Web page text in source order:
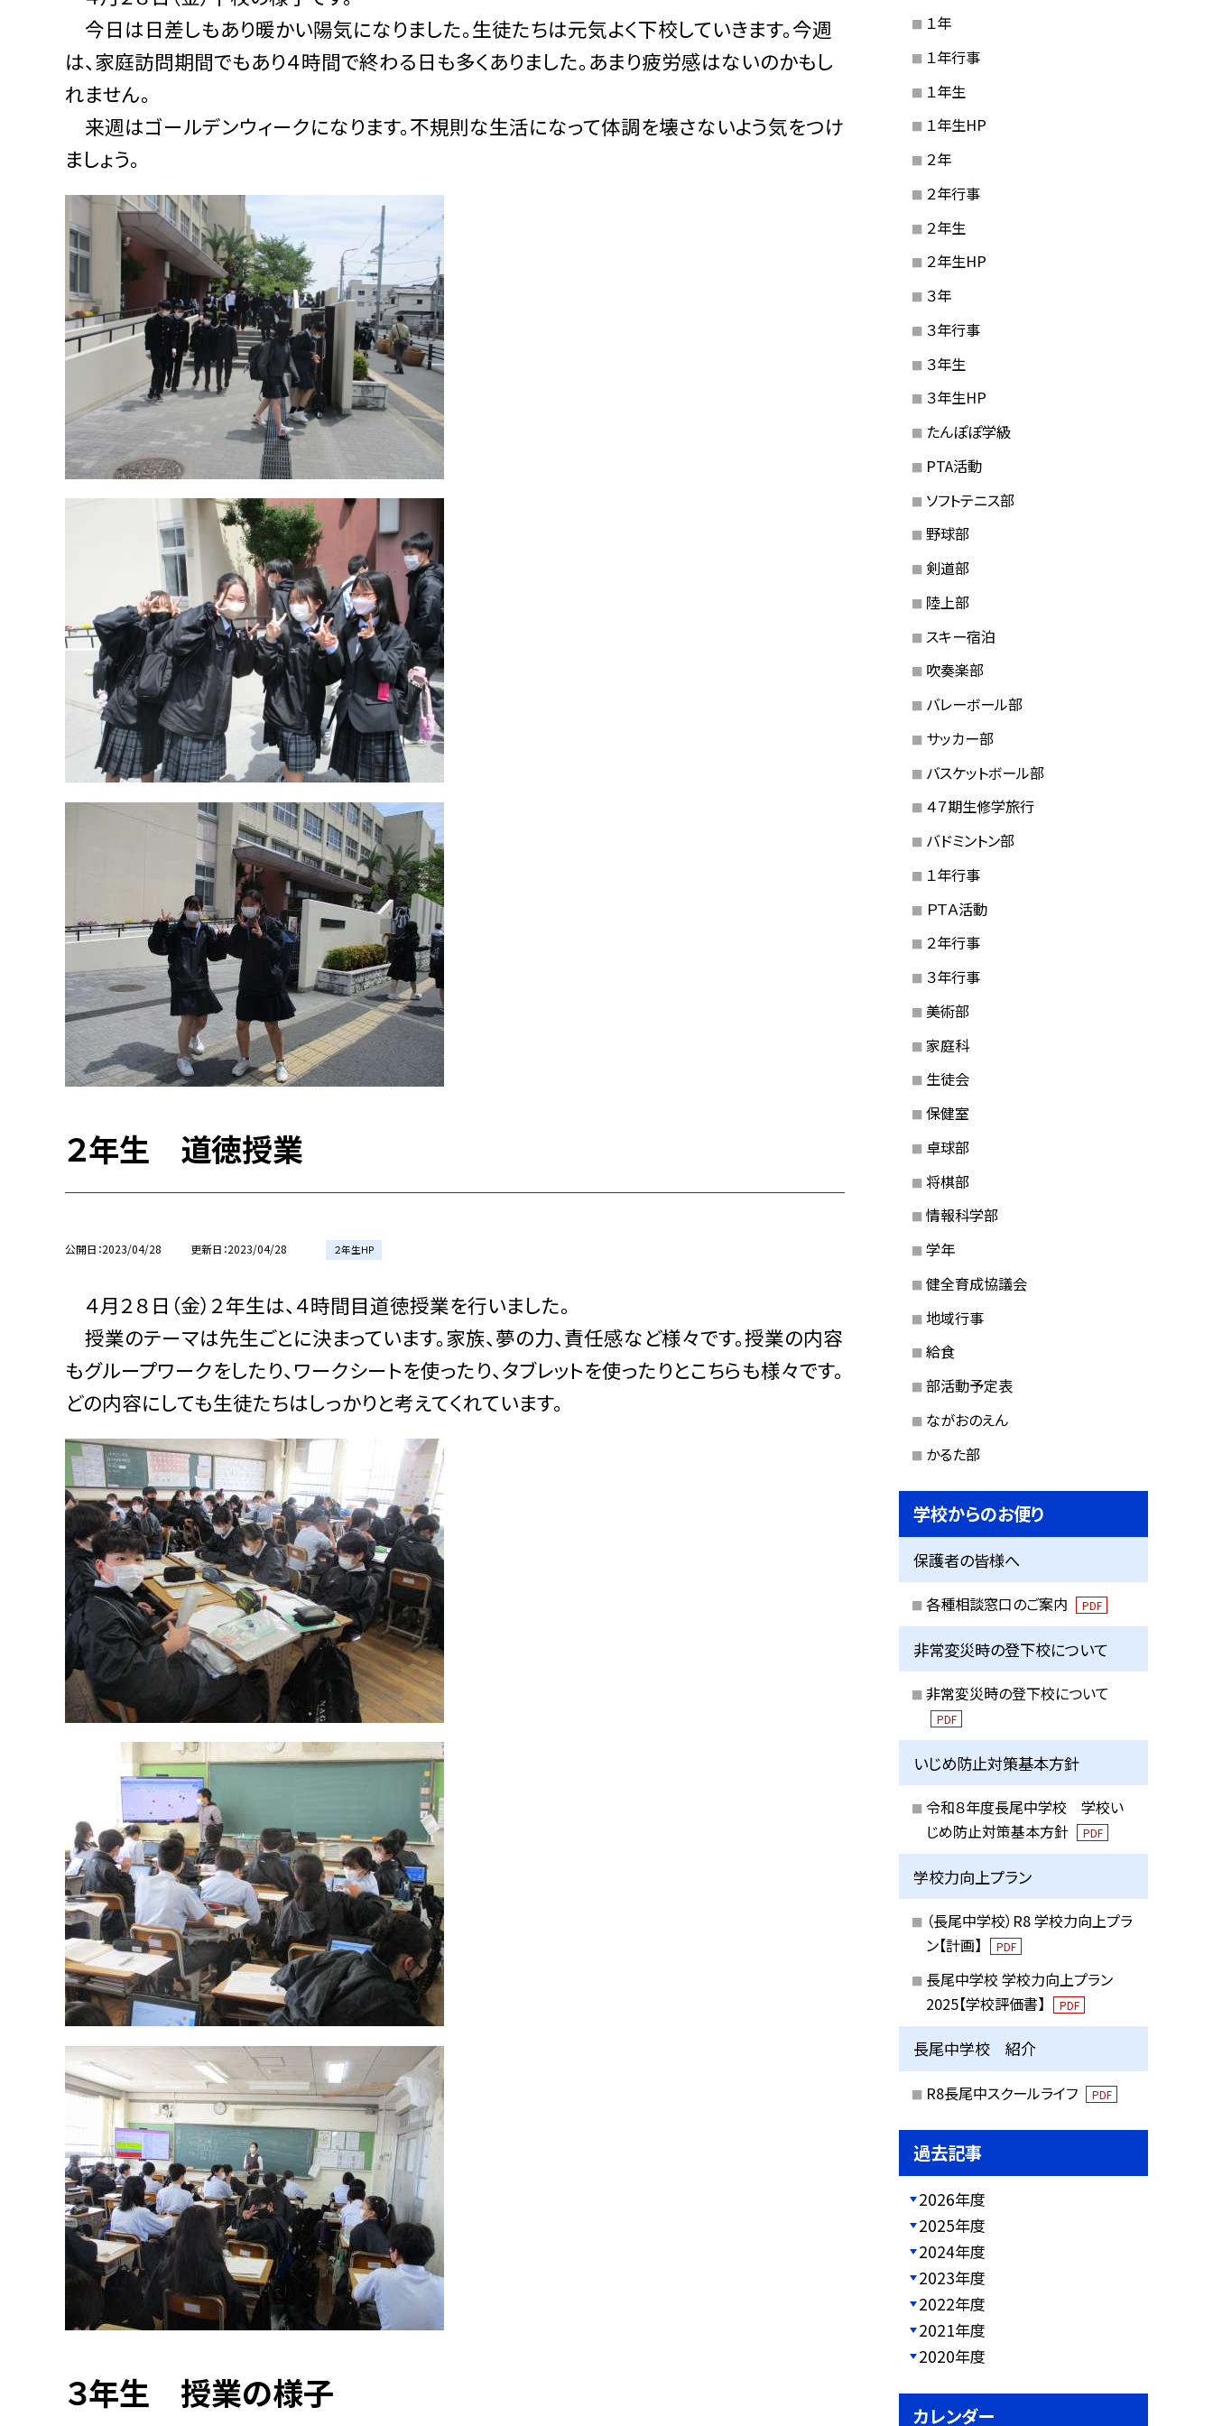
今日は日差しもあり暖かい陽気になりました。生徒たちは元気よく下校していきます。今週
は、家庭訪問期間でもあり４時間で終わる日も多くありました。あまり疲労感はないのかもし
れません。
来週はゴールデンウィークになります。不規則な生活になって体調を壊さないよう気をつけ
ましょう。
２年生 道徳授業
公開日 2023/04/28 更新日 2023/04/28 ２年生HP
４月２８日（金）２年生は、４時間目道徳授業を行いました。
授業のテーマは先生ごとに決まっています。家族、夢の力、責任感など様々です。授業の内容
もグループワークをしたり、ワークシートを使ったり、タブレットを使ったりとこちらも様々です。
どの内容にしても生徒たちはしっかりと考えてくれています。
３年生 授業の様子
１年
１年行事
１年生
１年生HP
２年
２年行事
２年生
２年生HP
３年
３年行事
３年生
３年生HP
たんぽぽ学級
PTA活動
ソフトテニス部
野球部
剣道部
陸上部
スキー宿泊
吹奏楽部
バレーボール部
サッカー部
バスケットボール部
４７期生修学旅行
バドミントン部
１年行事
ＰＴＡ活動
２年行事
３年行事
美術部
家庭科
生徒会
保健室
卓球部
将棋部
情報科学部
学年
健全育成協議会
地域行事
給食
部活動予定表
ながおのえん
かるた部
学校からのお便り
保護者の皆様へ
各種相談窓口のご案内 PDF
非常変災時の登下校について
非常変災時の登下校について
PDF
いじめ防止対策基本方針
令和８年度長尾中学校 学校い
じめ防止対策基本方針
PDF
学校力向上プラン
（長尾中学校）R8 学校力向上プラ
ン【計画】
PDF
長尾中学校 学校力向上プラン
2025【学校評価書】
PDF
長尾中学校 紹介
R8長尾中スクールライフ PDF
過去記事
2026年度
2025年度
2024年度
2023年度
2022年度
2021年度
2020年度
カレンダー